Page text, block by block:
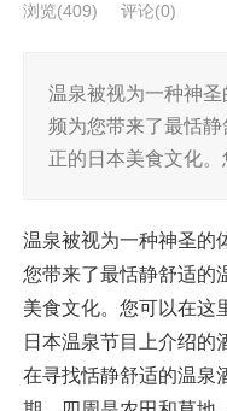
浏览(409) 评论(0)
温泉被视为一种神
频为您带来了最恬
正的日本美食文化
温泉被视为一种神圣的
您带来了最恬静舒适的
美食文化。您可以在这
日本温泉节目上介绍的
在寻找恬静舒适的温泉